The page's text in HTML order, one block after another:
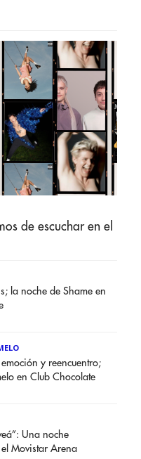
de escuchar en el
la noche de Shame en
y reencuentro;
en Club Chocolate
Una noche
Movistar Arena